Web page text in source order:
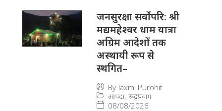
जनसुरक्षा सर्वोपरि: श्री
मद्यमहेश्वर धाम यात्रा
अग्रिम आदेशों तक
अस्थायी रूप से
स्थगित–
By laxmi Purohit
आपदा, रूद्रप्रयाग
08/08/2026